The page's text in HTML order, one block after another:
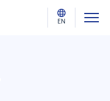
EN